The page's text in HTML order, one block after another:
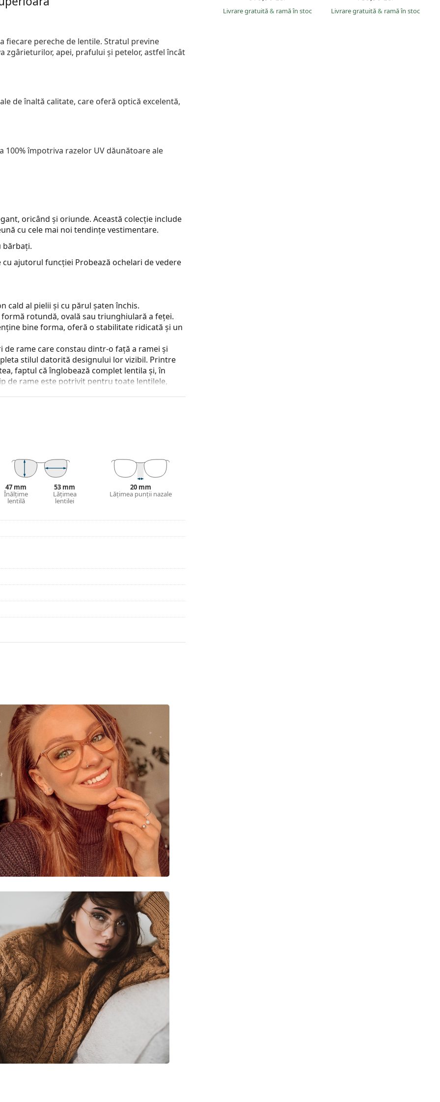
Livrare gratuită& ramă în stoc Livrare gratuită& ramă în stoc
pereche de lentile. Stratul previne
apei, prafului și petelor, astfel încât
de înaltă calitate, care oferă optică excelentă,
împotriva razelor UV dăunătoare ale
oricând și oriunde. Această colecție include
cu cele mai noi tendințe vestimentare.
bărbați.
ajutorul funcției Probează ochelari de vedere
cald al pielii și cu părul șaten închis.
rotundă, ovală sau triunghiulară a feței.
bine forma, oferă o stabilitate ridicată și un
rame care constau dintr-o față a ramei și
stilul datorită designului lor vizibil. Printre
faptul că înglobează complet lentila și, în
de rame este potrivit pentru toate lentilele,
poziției și a potrivirii ochelarilor. Pernițele de
confort mai mare de purtare. Reglarea
designul acesteia pot varia.
ochelarilor. Este posibil ca unele modele să
a găsi mai multe modele sau consultă
de utilizare.
47 mm
Înălțime
lentilă
53 mm
Lățimea
lentilei
20 mm
Lățimea punții nazale